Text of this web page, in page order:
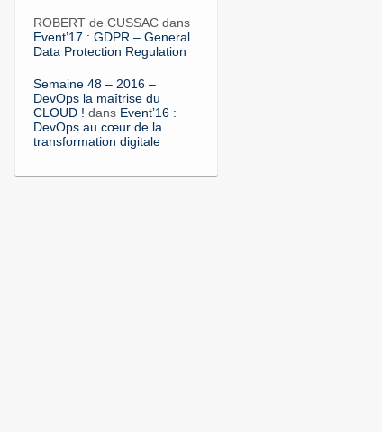
ROBERT de CUSSAC dans
Event’17 : GDPR – General
Data Protection Regulation
Semaine 48 – 2016 –
DevOps la maîtrise du
CLOUD ! dans Event’16 :
DevOps au cœur de la
transformation digitale